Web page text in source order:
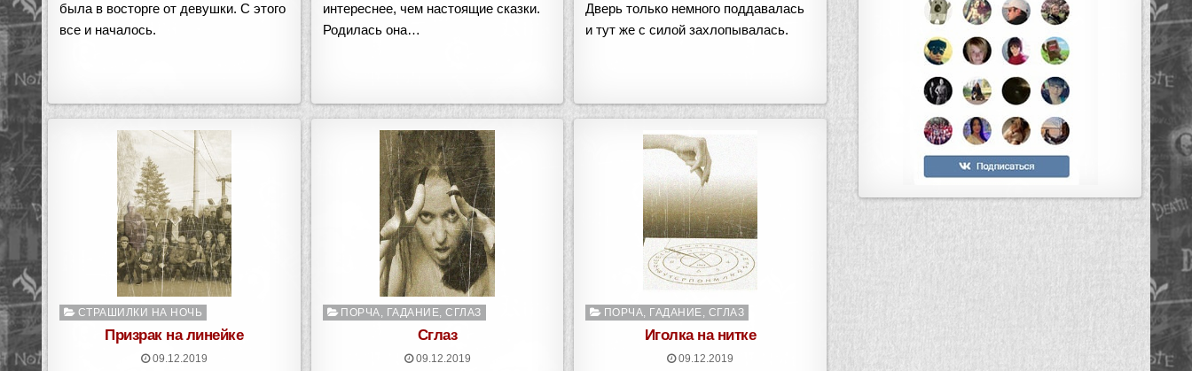
была в восторге от девушки. С этого
все и началось.
интереснее, чем настоящие сказки.
Родилась она…
Дверь только немного поддавалась
и тут же с силой захлопывалась.
Опубликовано
СТРАШИЛКИ НА НОЧЬ
Призрак на линейке
09.12.2019
Опубликовано
ПОРЧА, ГАДАНИЕ, СГЛАЗ
Сглаз
09.12.2019
Опубликовано
ПОРЧА, ГАДАНИЕ, СГЛАЗ
Иголка на нитке
09.12.2019